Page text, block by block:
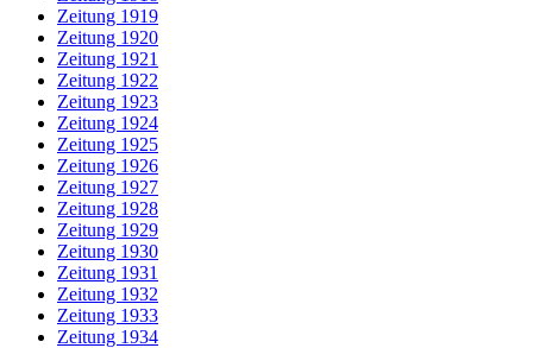
Zeitung 1919
Zeitung 1920
Zeitung 1921
Zeitung 1922
Zeitung 1923
Zeitung 1924
Zeitung 1925
Zeitung 1926
Zeitung 1927
Zeitung 1928
Zeitung 1929
Zeitung 1930
Zeitung 1931
Zeitung 1932
Zeitung 1933
Zeitung 1934